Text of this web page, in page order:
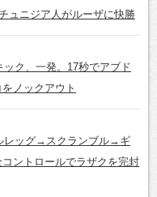
ュニジア人がルーザに快勝
ック、一発。17秒でアブド
ノックアウト
レッグ→スクランブル→ギ
ントロールでラザクを完封